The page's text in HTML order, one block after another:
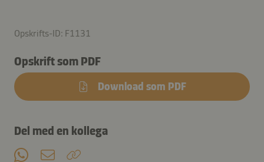
Opskrifts-ID: F1131
Opskrift som PDF
Download som PDF
Del med en kollega